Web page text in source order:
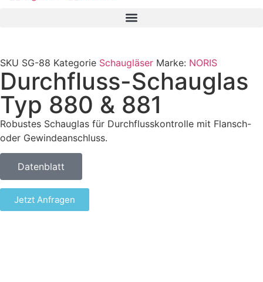
SKU SG-88 Kategorie Schaugläser Marke: NORIS
Durchfluss-Schauglas
Typ 880 & 881
Robustes Schauglas für Durchflusskontrolle mit Flansch-
oder Gewindeanschluss.
Datenblatt
Jetzt Anfragen